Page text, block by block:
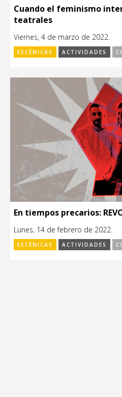
Cuando el feminismo
teatrales
Viernes, 4 de marzo de 2022.
ESCÉNICAS ACTIVIDADES
En tiempos precarios:
Lunes, 14 de febrero de 2022.
ESCÉNICAS ACTIVIDADES